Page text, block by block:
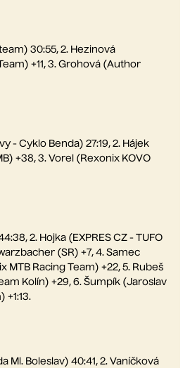
30:55, 2. Hezinová
+11, 3. Grohová (Author
- Cyklo Benda) 27:19, 2. Hájek
+38, 3. Vorel (Rexonix KOVO
2. Hojka (EXPRES CZ - TUFO
(SR) +7, 4. Samec
MTB Racing Team) +22, 5. Rubeš
Kolín) +29, 6. Šumpík (Jaroslav
+1:13.
Ml. Boleslav) 40:41, 2. Vaníčková